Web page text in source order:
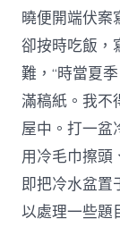
曉便開端伏案
卻按時吃飯，
難，“時當夏
滿稿紙。我不
屋中。打一盆
用冷毛巾擦頭
即把冷水盆置
以處理一些題